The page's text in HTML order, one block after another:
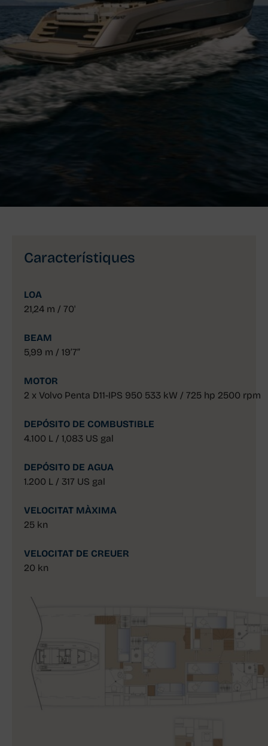
70 Long Range
Característiques
LOA
21,24 m / 70'
BEAM
5,99 m / 19’7”
MOTOR
2 x Volvo Penta D11-IPS 950 533 kW / 725 hp 2500 rpm
DEPÓSITO DE COMBUSTIBLE
4.100 L / 1,083 US gal
DEPÓSITO DE AGUA
1.200 L / 317 US gal
VELOCITAT MÀXIMA
25 kn
VELOCITAT DE CREUER
20 kn